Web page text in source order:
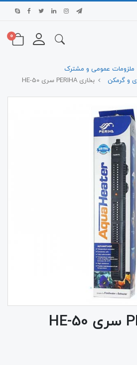
0
ملزومات عمومی و مشترک
و گرمکن بخاری PERIHA سری HE-50